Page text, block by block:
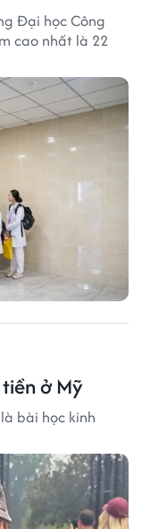
Đại học Công
cao nhất là 22
ở Mỹ
bài học kinh